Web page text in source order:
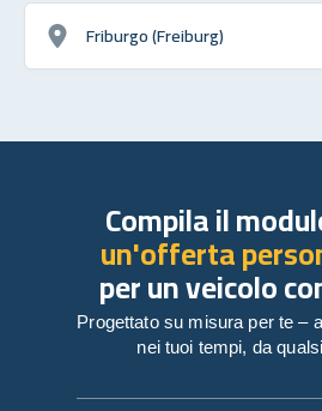
Friburgo (Freiburg)
Compila il
un'offerta
per un veicolo
Progettato su misura per te –
nei tuoi tempi, da